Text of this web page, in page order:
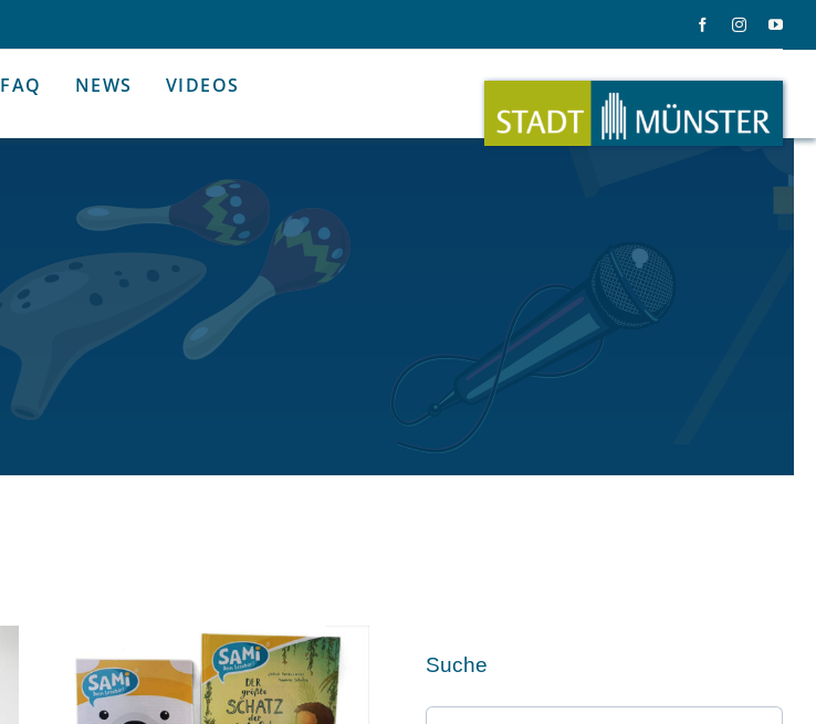
Medien & Kommunikation
Kommunikative Gimmicks & coole Gadgets
Musik
Alles zum Tasten, Zupfen, Schlagen.
FAQ NEWS VIDEOS
Suche